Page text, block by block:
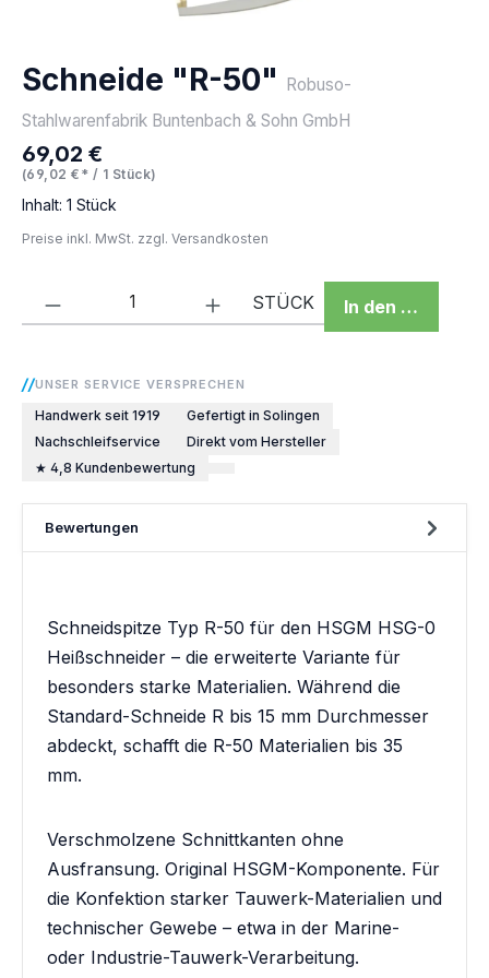
Schneide "R-50" Robuso-
Stahlwarenfabrik Buntenbach & Sohn GmbH
Regulärer Preis:
69,02 €
(69,02 €* / 1 Stück)
Inhalt: 1 Stück
Preise inkl. MwSt. zzgl. Versandkosten
Produkt Anzahl: Gib den
STÜCK In den
UNSER SERVICE VERSPRECHEN
Handwerk seit 1919
Gefertigt in Solingen
Nachschleifservice
Direkt vom Hersteller
★ 4,8 Kundenbewertung
Bewertungen
Schneidspitze Typ R-50 für den HSGM HSG-0
Heißschneider – die erweiterte Variante für
besonders starke Materialien. Während die
Standard-Schneide R bis 15 mm Durchmesser
abdeckt, schafft die R-50 Materialien bis 35
mm.
Verschmolzene Schnittkanten ohne
Ausfransung. Original HSGM-Komponente. Für
die Konfektion starker Tauwerk-Materialien und
technischer Gewebe – etwa in der Marine-
oder Industrie-Tauwerk-Verarbeitung.